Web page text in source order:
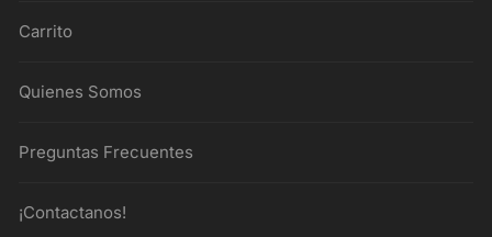
Carrito
Quienes Somos
Preguntas Frecuentes
¡Contactanos!